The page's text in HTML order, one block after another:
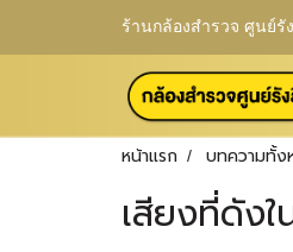
ร้านกล้องสำรวจ ศูนย์รั
หน้าแรก บทความทั้ง
เสียงที่ดัง